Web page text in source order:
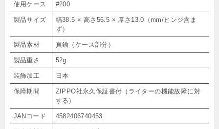
使用ケース #200
製品サイズ
幅38.5 × 高さ56.5 × 厚さ13.0（mm/ヒンジ含ま
ず）
製品素材 真鍮（ケース部分）
製品重さ 52g
装飾加工 日本
保障期間
ZIPPO社永久保証書付（ライターの機能故障に対
する）
JANコード 4582406740453